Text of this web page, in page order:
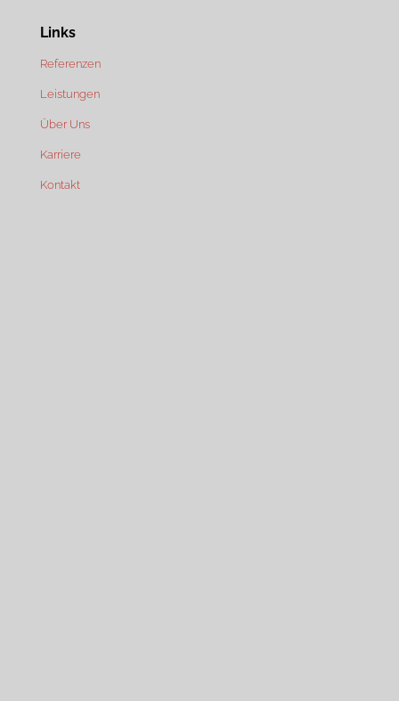
Links
Referenzen
Leistungen
Über Uns
Karriere
Kontakt